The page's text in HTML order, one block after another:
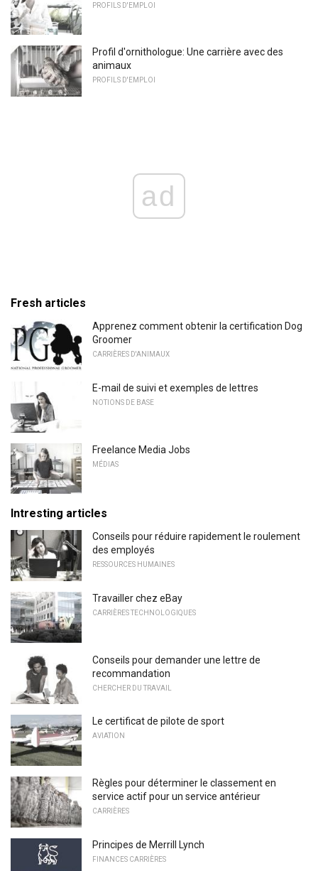
PROFILS D'EMPLOI
Profil d'ornithologue: Une carrière avec des
animaux
PROFILS D'EMPLOI
ad
Fresh articles
Apprenez comment obtenir la certification Dog
Groomer
CARRIÈRES D'ANIMAUX
E-mail de suivi et exemples de lettres
NOTIONS DE BASE
Freelance Media Jobs
MÉDIAS
Intresting articles
Conseils pour réduire rapidement le roulement
des employés
RESSOURCES HUMAINES
Travailler chez eBay
CARRIÈRES TECHNOLOGIQUES
Conseils pour demander une lettre de
recommandation
CHERCHER DU TRAVAIL
Le certificat de pilote de sport
AVIATION
Règles pour déterminer le classement en
service actif pour un service antérieur
CARRIÈRES
Principes de Merrill Lynch
FINANCES CARRIÈRES